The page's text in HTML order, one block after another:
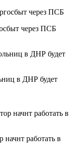
через ПСБ
в ДНР будет
работать в